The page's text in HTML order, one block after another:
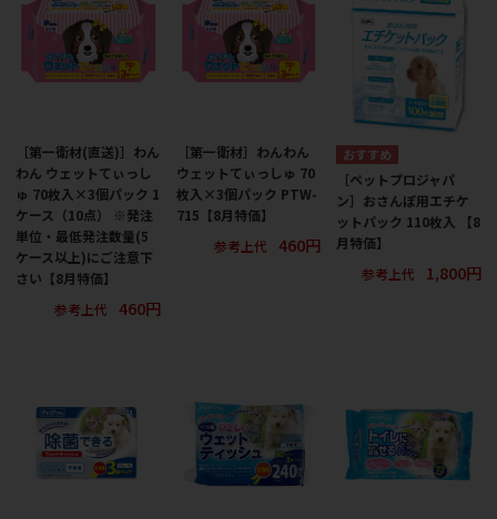
［第一衛材(直送)］わん
わん ウェットてぃっし
ゅ 70枚入×3個パック 1
ケース（10点） ※発注
単位・最低発注数量(5
ケース以上)にご注意下
さい【8月特価】
参考上代
460円
［第一衛材］わんわん
ウェットてぃっしゅ 70
枚入×3個パック PTW-
715【8月特価】
参考上代
460円
［ペットプロジャパ
ン］おさんぽ用エチケ
ットパック 110枚入 【8
月特価】
参考上代
1,800円